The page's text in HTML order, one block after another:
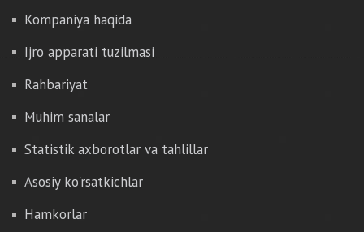
Kompaniya haqida
Ijro apparati tuzilmasi
Rahbariyat
Muhim sanalar
Statistik axborotlar va tahlillar
Asosiy ko'rsatkichlar
Hamkorlar